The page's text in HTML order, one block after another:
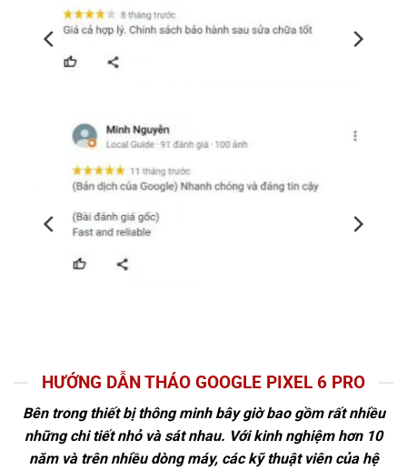
HƯỚNG DẪN THÁO GOOGLE PIXEL 6 PRO
Bên trong thiết bị thông minh bây giờ bao gồm rất nhiều
những chi tiết nhỏ và sát nhau. Với kinh nghiệm hơn 10
năm và trên nhiều dòng máy, các kỹ thuật viên của hệ